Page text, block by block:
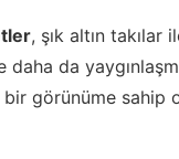
, şık altın
daha da
görünüme sahip